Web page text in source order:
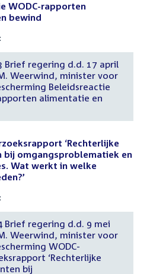
WODC-rapporten
bewind
Brief regering d.d. 17 april
Weerwind, minister voor
Beleidsreactie
alimentatie en
‘Rechterlijke
bij omgangsproblematiek en
Wat werkt in welke
Brief regering d.d. 9 mei
Weerwind, minister voor
WODC-
‘Rechterlijke
bij